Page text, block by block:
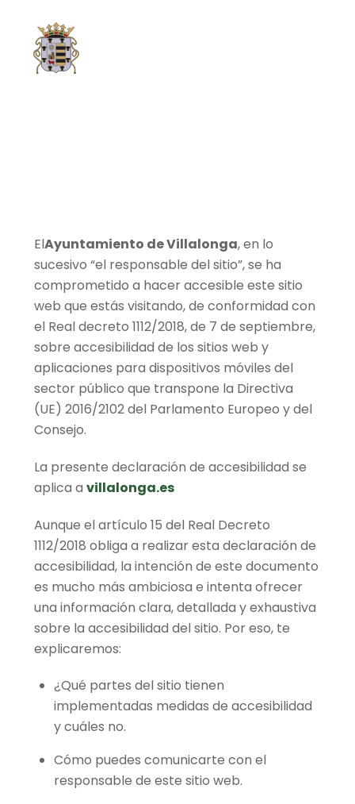
contenido
ElAyuntamiento de Villalonga, en lo
sucesivo “el responsable del sitio”, se ha
comprometido a hacer accesible este sitio
web que estás visitando, de conformidad con
el Real decreto 1112/2018, de 7 de septiembre,
sobre accesibilidad de los sitios web y
aplicaciones para dispositivos móviles del
sector público que transpone la Directiva
(UE) 2016/2102 del Parlamento Europeo y del
Consejo.
La presente declaración de accesibilidad se
aplica a villalonga.es
Aunque el artículo 15 del Real Decreto
1112/2018 obliga a realizar esta declaración de
accesibilidad, la intención de este documento
es mucho más ambiciosa e intenta ofrecer
una información clara, detallada y exhaustiva
sobre la accesibilidad del sitio. Por eso, te
explicaremos:
¿Qué partes del sitio tienen
implementadas medidas de accesibilidad
y cuáles no.
Cómo puedes comunicarte con el
responsable de este sitio web.